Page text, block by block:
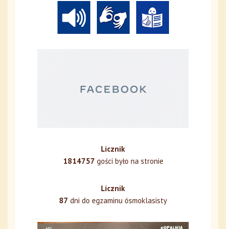
Licznik
1814757 gości było na stronie
Licznik
87 dni do egzaminu ósmoklasisty